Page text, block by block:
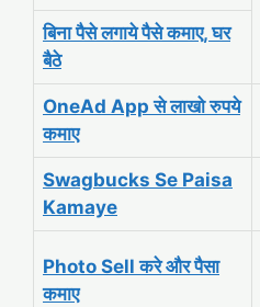
बिना पैसे लगाये पैसे कमाए, घर
बैठे
OneAd App से लाखो रुपये
कमाए
Swagbucks Se Paisa
Kamaye
Photo Sell करे और पैसा
कमाए